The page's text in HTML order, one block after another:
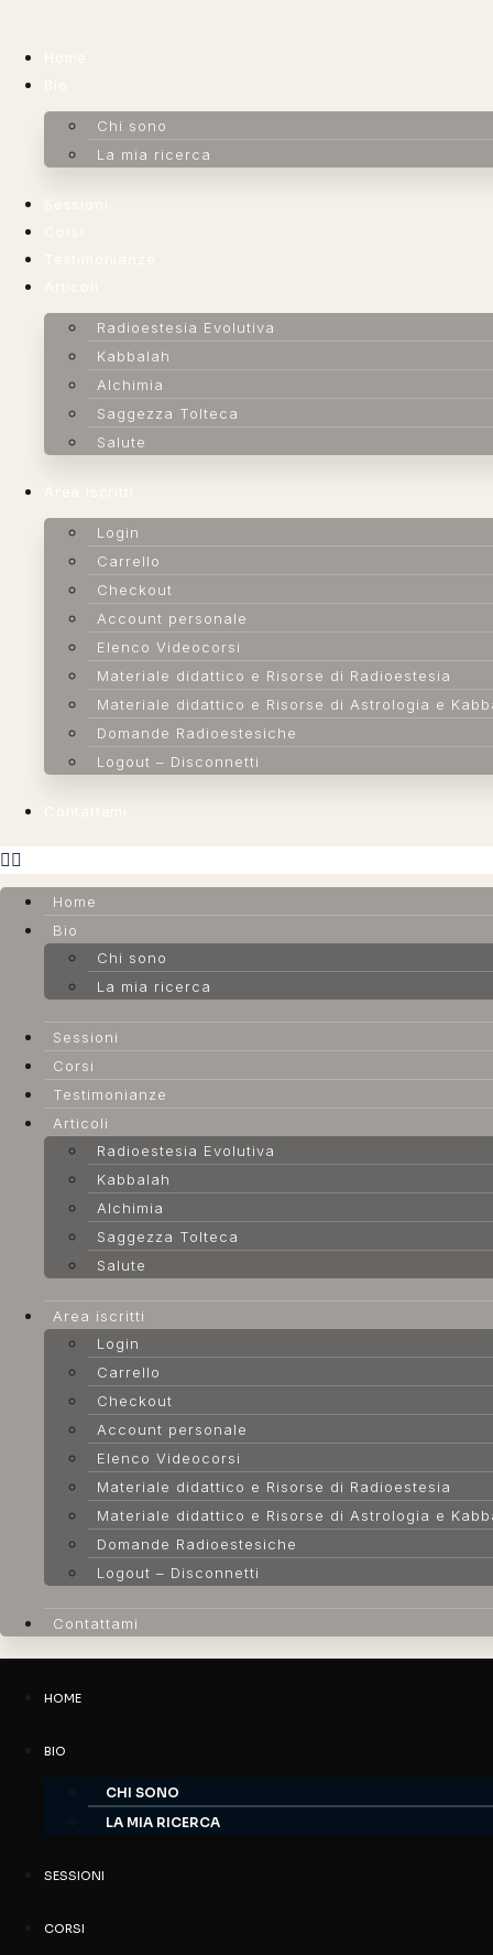
contenuto
Chi sono
La mia ricerca
Radioestesia Evolutiva
Kabbalah
Alchimia
Saggezza Tolteca
Salute
Login
Carrello
Checkout
Account personale
Elenco Videocorsi
Materiale didattico e Risorse di Radioestesia
Materiale didattico e Risorse di Astrologia e
Domande Radioestesiche
Logout – Disconnetti
Home
Bio
Chi sono
La mia ricerca
Sessioni
Corsi
Testimonianze
Articoli
Radioestesia Evolutiva
Kabbalah
Alchimia
Saggezza Tolteca
Salute
Area iscritti
Login
Carrello
Checkout
Account personale
Elenco Videocorsi
Materiale didattico e Risorse di Radioestesia
Materiale didattico e Risorse di Astrologia e
Domande Radioestesiche
Logout – Disconnetti
Contattami
HOME
BIO
CHI SONO
LA MIA RICERCA
SESSIONI
CORSI